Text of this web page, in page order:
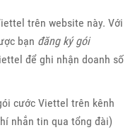
trên website này. Với
bạn đăng ký gói
để ghi nhận doanh số
cước Viettel trên kênh
nhắn tin qua tổng đài)